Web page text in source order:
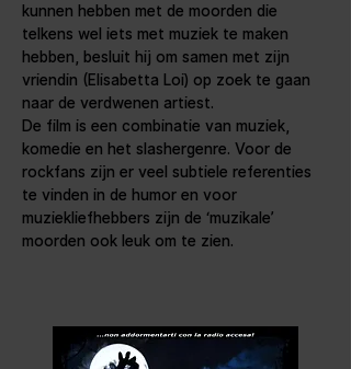
kunnen hebben met de moorden die
telkens wel iets met muziek te maken
hebben, besluit hij om samen met zijn
vriendin (Elisabetta Loi) op zoek te gaan
naar de verdwenen artiest.
De film is een combinatie van muziek,
komedie en het slashergenre. Voor de
rockfans zijn er veel subtiele referenties
te vinden in de humor en voor
muziekliefhebbers zijn de ‘muzikale’
moorden ook leuk om te zien.